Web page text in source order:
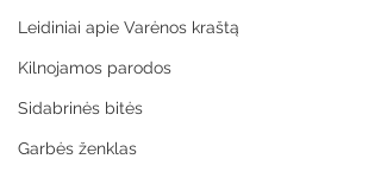
Leidiniai apie Varėnos kraštą
Kilnojamos parodos
Sidabrinės bitės
Garbės ženklas